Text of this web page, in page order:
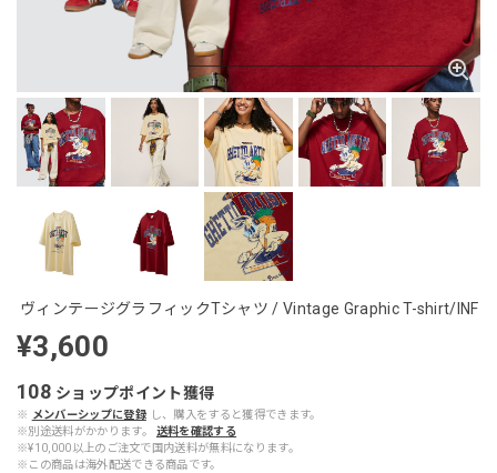
ヴィンテージグラフィックTシャツ / Vintage Graphic T-shirt/INF
¥3,600
108 ショップポイント獲得
※ メンバーシップに登録 し、購入をすると獲得できます。
※別途送料がかかります。
送料を確認する
※¥10,000以上のご注文で国内送料が無料になります。
※この商品は海外配送できる商品です。